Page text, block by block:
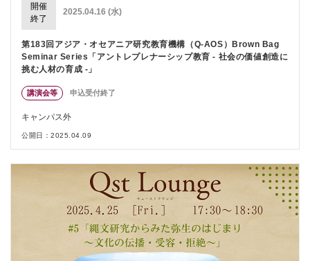
開催
終了
2025.04.16 (水)
第183回アジア・オセアニア研究教育機構（Q-AOS）Brown Bag
Seminar Series「アントレプレナーシップ教育 - 社会の価値創造に
挑む人材の育成 -」
講演会等 申込受付終了
キャンパス外
公開日：2025.04.09